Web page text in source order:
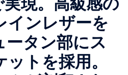
インレザーを
ータン部にス
トを採用。